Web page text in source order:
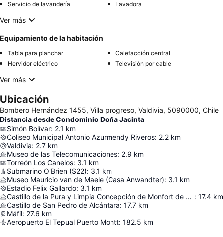
Servicio de lavandería
Lavadora
Ver más
Equipamiento de la habitación
Tabla para planchar
Calefacción central
Hervidor eléctrico
Televisión por cable
Ver más
Ubicación
Bombero Hernández 1455, Villa progreso, Valdivia, 5090000, Chile
Distancia desde Condominio Doña Jacinta
Simón Bolívar: 2.1 km
Coliseo Municipal Antonio Azurmendy Riveros: 2.2 km
Valdivia: 2.7 km
Museo de las Telecomunicaciones: 2.9 km
Torreón Los Canelos: 3.1 km
Submarino O'Brien (S22): 3.1 km
Museo Mauricio van de Maele (Casa Anwandter): 3.1 km
Estadio Felix Gallardo: 3.1 km
Castillo de la Pura y Limpia Concepción de Monfort de Lemus : 17.4 km
Castillo de San Pedro de Alcántara: 17.7 km
Máfil: 27.6 km
Aeropuerto El Tepual Puerto Montt: 182.5 km